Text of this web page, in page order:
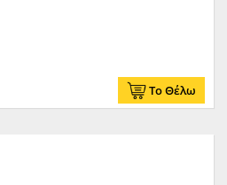
Το Θέλω